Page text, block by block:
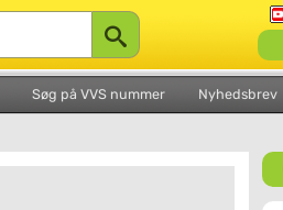
Søg på VVS nummer Nyhedsbrev